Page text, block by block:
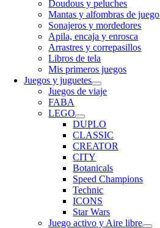
Doudous y peluches
Mantas y alfombras de juego
Sonajeros y mordedores
Apila, encaja y enrosca
Arrastres y correpasillos
Libros de tela
Mis primeros juegos
Juegos y juguetes
Juegos de viaje
FABA
LEGO
DUPLO
CLASSIC
CREATOR
CITY
Botanicals
Speed Champions
Technic
ICONS
Star Wars
Juego activo y Aire libre